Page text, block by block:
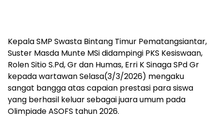
Kepala SMP Swasta Bintang Timur Pematangsiantar,
Suster Masda Munte MSi didampingi PKS Kesiswaan,
Rolen Sitio S.Pd, Gr dan Humas, Erri K Sinaga SPd Gr
kepada wartawan Selasa(3/3/2026) mengaku
sangat bangga atas capaian prestasi para siswa
yang berhasil keluar sebagai juara umum pada
Olimpiade ASOFS tahun 2026.